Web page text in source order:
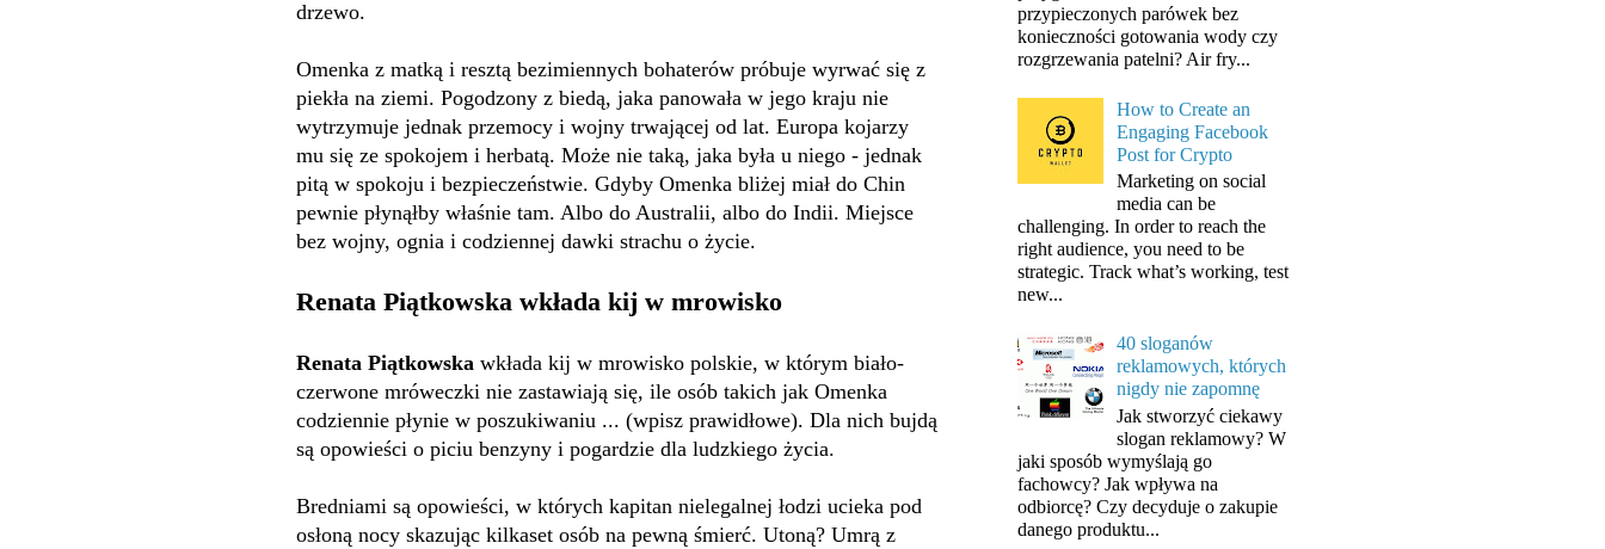
drzewo.
Omenka z matką i resztą bezimiennych bohaterów próbuje wyrwać się z
piekła na ziemi. Pogodzony z biedą, jaka panowała w jego kraju nie
wytrzymuje jednak przemocy i wojny trwającej od lat. Europa kojarzy
mu się ze spokojem i herbatą. Może nie taką, jaka była u niego - jednak
pitą w spokoju i bezpieczeństwie. Gdyby Omenka bliżej miał do Chin
pewnie płynąłby właśnie tam. Albo do Australii, albo do Indii. Miejsce
bez wojny, ognia i codziennej dawki strachu o życie.
Renata Piątkowska wkłada kij w mrowisko
Renata Piątkowska wkłada kij w mrowisko polskie, w którym biało-
czerwone mróweczki nie zastawiają się, ile osób takich jak Omenka
codziennie płynie w poszukiwaniu ... (wpisz prawidłowe). Dla nich bujdą
są opowieści o piciu benzyny i pogardzie dla ludzkiego życia.
Bredniami są opowieści, w których kapitan nielegalnej łodzi ucieka pod
osłoną nocy skazując kilkaset osób na pewną śmierć. Utoną? Umrą z
przypieczonych parówek bez
konieczności gotowania wody czy
rozgrzewania patelni? Air fry...
How to Create an
Engaging Facebook
Post for Crypto
Marketing on social
media can be
challenging. In order to reach the
right audience, you need to be
strategic. Track what’s working, test
new...
40 sloganów
reklamowych, których
nigdy nie zapomnę
Jak stworzyć ciekawy
slogan reklamowy? W
jaki sposób wymyślają go
fachowcy? Jak wpływa na
odbiorcę? Czy decyduje o zakupie
danego produktu...